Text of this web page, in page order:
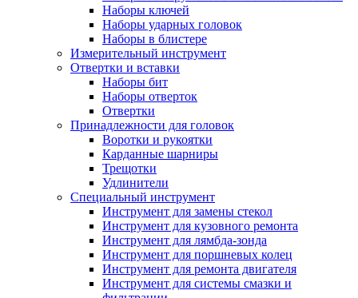
Наборы ключей
Наборы ударных головок
Наборы в блистере
Измерительный инструмент
Отвертки и вставки
Наборы бит
Наборы отверток
Отвертки
Принадлежности для головок
Воротки и рукоятки
Карданные шарниры
Трещотки
Удлинители
Специальный инструмент
Инструмент для замены стекол
Инструмент для кузовного ремонта
Инструмент для лямбда-зонда
Инструмент для поршневых колец
Инструмент для ремонта двигателя
Инструмент для системы смазки и